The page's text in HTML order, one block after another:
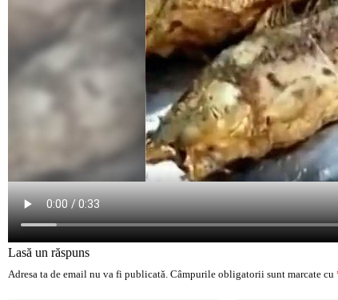
Lasă un răspuns
Adresa ta de email nu va fi publicată. Câmpurile obligatorii sunt marcate cu